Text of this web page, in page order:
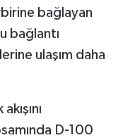
bağlayan
bağlantı
ulaşım daha
D-100